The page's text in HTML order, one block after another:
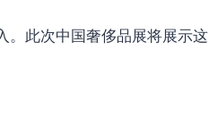
。此次中国奢侈品展将展示这